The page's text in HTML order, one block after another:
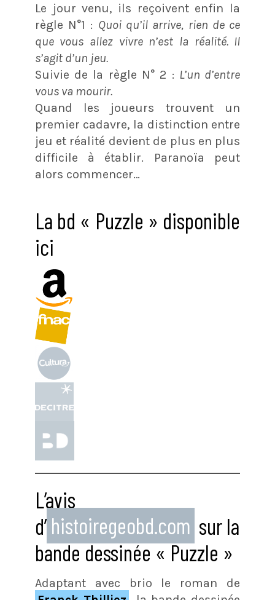
Le jour venu, ils reçoivent enfin la
règle N°1 : Quoi qu’il arrive, rien de ce
que vous allez vivre n’est la réalité. Il
s’agit d’un jeu.
Suivie de la règle N° 2 : L’un d’entre
vous va mourir.
Quand les joueurs trouvent un
premier cadavre, la distinction entre
jeu et réalité devient de plus en plus
difficile à établir. Paranoïa peut
alors commencer…
La bd « Puzzle » disponible
ici
L’avis
d’ histoiregeobd.com sur la
bande dessinée « Puzzle »
Adaptant avec brio le roman de